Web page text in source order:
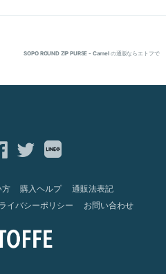
SOPO ROUND ZIP PURSE - Camel の通販ならエトフで
方 購入ヘルプ
通販法表記
イバシーポリシー お問い合わせ